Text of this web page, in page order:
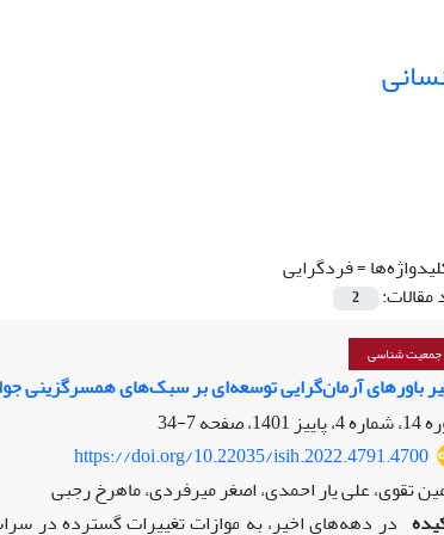
=فردگرایی
مقالات:
2
جمعیت شناسی
باورهای آرمان‌گرایی توسعه‌ای بر سبک‌های همسرگزینی جوانان: مورد
1401، صفحه
7-34
https://doi.org/10.22035/isih.2022.4791.4700
تقوی، علی یار احمدی، اصغر میرفردی، ماهرخ رجبی
در دهه‌های اخیر، به موازات تغییرات گسترده در